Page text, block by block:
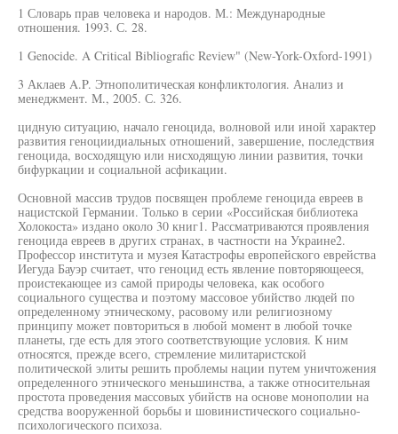
1 Словарь прав человека и народов. М.: Международные
отношения. 1993. С. 28.
1 Genocide. A Critical Bibliografic Review" (New-York-Oxford-1991)
3 Аклаев A.P. Этнополитическая конфликтология. Анализ и
менеджмент. М., 2005. С. 326.
цидную ситуацию, начало геноцида, волновой или иной характер
развития геноциидиальных отношений, завершение, последствия
геноцида, восходящую или нисходящую линии развития, точки
бифуркации и социальной асфикации.
Основной массив трудов посвящен проблеме геноцида евреев в
нацистской Германии. Только в серии «Российская библиотека
Холокоста» издано около 30 книг1. Рассматриваются проявления
геноцида евреев в других странах, в частности на Украине2.
Профессор института и музея Катастрофы европейского еврейства
Иегуда Бауэр считает, что геноцид есть явление повторяющееся,
проистекающее из самой природы человека, как особого
социального существа и поэтому массовое убийство людей по
определенному этническому, расовому или религиозному
принципу может повториться в любой момент в любой точке
планеты, где есть для этого соответствующие условия. К ним
относятся, прежде всего, стремление милитаристской
политической элиты решить проблемы нации путем уничтожения
определенного этнического меньшинства, а также относительная
простота проведения массовых убийств на основе монополии на
средства вооруженной борьбы и шовинистического социально-
психологического психоза.